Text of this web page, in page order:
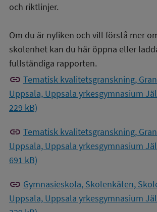
och riktlinjer.
Om du är nyfiken och vill förstå mer
skolenhet kan du här öppna eller
fullständiga rapporten.
link Tematisk kvalitetsgranskning,
Uppsala, Uppsala yrkesgymnasium
229 kB)
link Tematisk kvalitetsgranskning,
Uppsala, Uppsala yrkesgymnasium
691 kB)
link Gymnasieskola, Skolenkäten,
Uppsala, Uppsala yrkesgymnasium